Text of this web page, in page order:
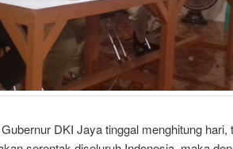
DKI Jaya tinggal menghitung hari,